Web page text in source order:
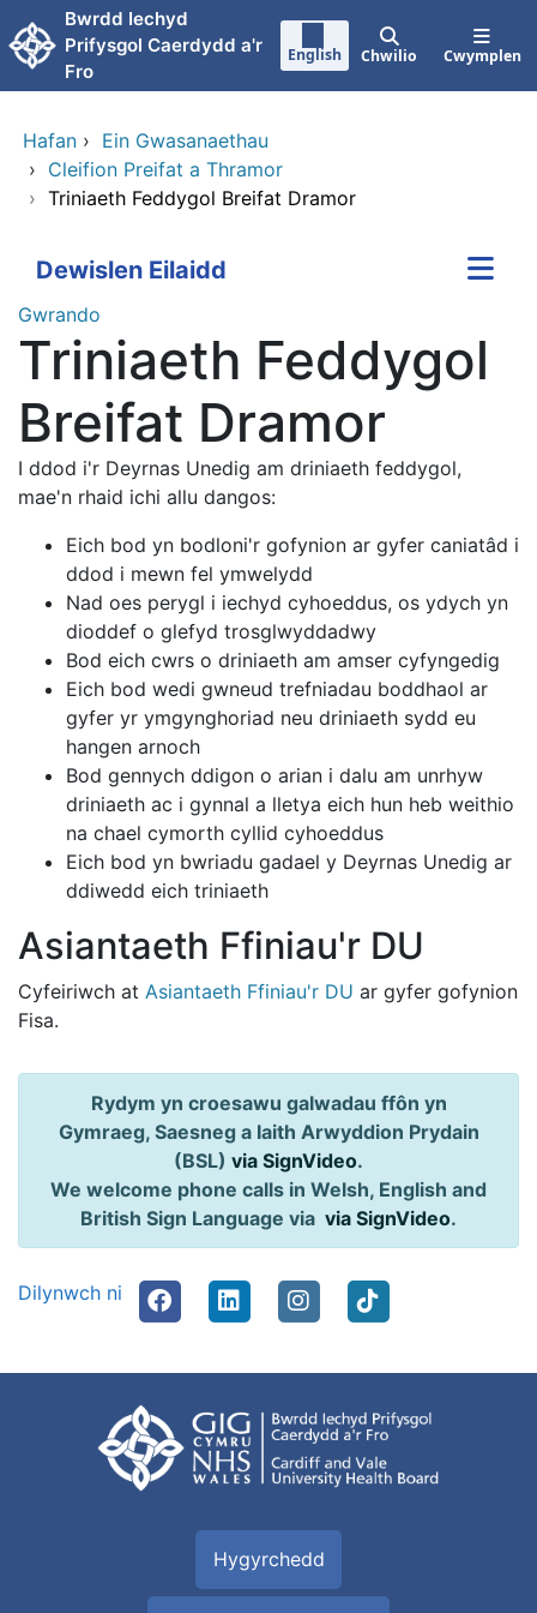
Neidio i'r prif gynnwy
Bwrdd Iechyd
Prifysgol Caerdydd a'r
Fro
English Chwilio Cwymplen
Hafan › Ein Gwasanaethau
› Cleifion Preifat a Thramor
› Triniaeth Feddygol Breifat Dramor
Dewislen Eilaidd
Gwrando
Triniaeth Feddygol
Breifat Dramor
I ddod i'r Deyrnas Unedig am driniaeth feddygol,
mae'n rhaid ichi allu dangos:
Eich bod yn bodloni'r gofynion ar gyfer caniatâd i
ddod i mewn fel ymwelydd
Nad oes perygl i iechyd cyhoeddus, os ydych yn
dioddef o glefyd trosglwyddadwy
Bod eich cwrs o driniaeth am amser cyfyngedig
Eich bod wedi gwneud trefniadau boddhaol ar
gyfer yr ymgynghoriad neu driniaeth sydd eu
hangen arnoch
Bod gennych ddigon o arian i dalu am unrhyw
driniaeth ac i gynnal a lletya eich hun heb weithio
na chael cymorth cyllid cyhoeddus
Eich bod yn bwriadu gadael y Deyrnas Unedig ar
ddiwedd eich triniaeth
Asiantaeth Ffiniau'r DU
Cyfeiriwch at Asiantaeth Ffiniau'r DU ar gyfer gofynion
Fisa.
Rydym yn croesawu galwadau ffôn yn
Gymraeg, Saesneg a Iaith Arwyddion Prydain
(BSL) via SignVideo.
We welcome phone calls in Welsh, English and
British Sign Language via via SignVideo.
Dilynwch ni
Hygyrchedd